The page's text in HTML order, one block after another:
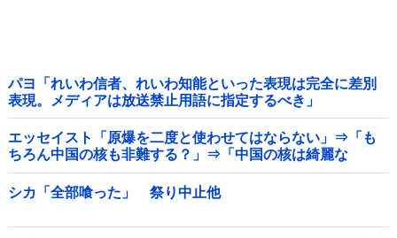
パヨ「れいわ信者、れいわ知能といった表現は完全に差別
表現。メディアは放送禁止用語に指定するべき」
エッセイスト「原爆を二度と使わせてはならない」⇒「も
ちろん中国の核も非難する？」⇒「中国の核は綺麗な
核！」
シカ「全部喰った」 祭り中止他